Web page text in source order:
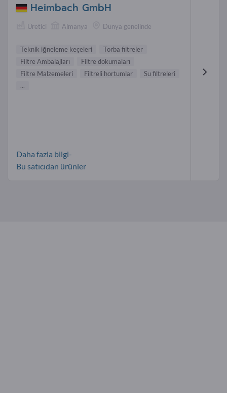
Heimbach GmbH
Üretici Almanya Dünya genelinde
Teknik iğneleme keçeleri
Torba filtreler
Filtre Ambalajları
Filtre dokumaları
Filtre Malzemeleri
Filtreli hortumlar
Su filtreleri
...
Daha fazla bilgi-
Bu satıcıdan ürünler